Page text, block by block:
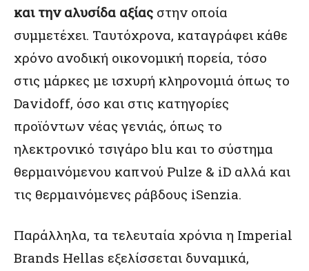
και την αλυσίδα αξίας στην οποία
συμμετέχει. Ταυτόχρονα, καταγράφει κάθε
χρόνο ανοδική οικονομική πορεία, τόσο
στις μάρκες με ισχυρή κληρονομιά όπως το
Davidoff, όσο και στις κατηγορίες
προϊόντων νέας γενιάς, όπως το
ηλεκτρονικό τσιγάρο blu και το σύστημα
θερμαινόμενου καπνού Pulze & iD αλλά και
τις θερμαινόμενες ράβδους iSenzia.
Παράλληλα, τα τελευταία χρόνια η Imperial
Brands Hellas εξελίσσεται δυναμικά,